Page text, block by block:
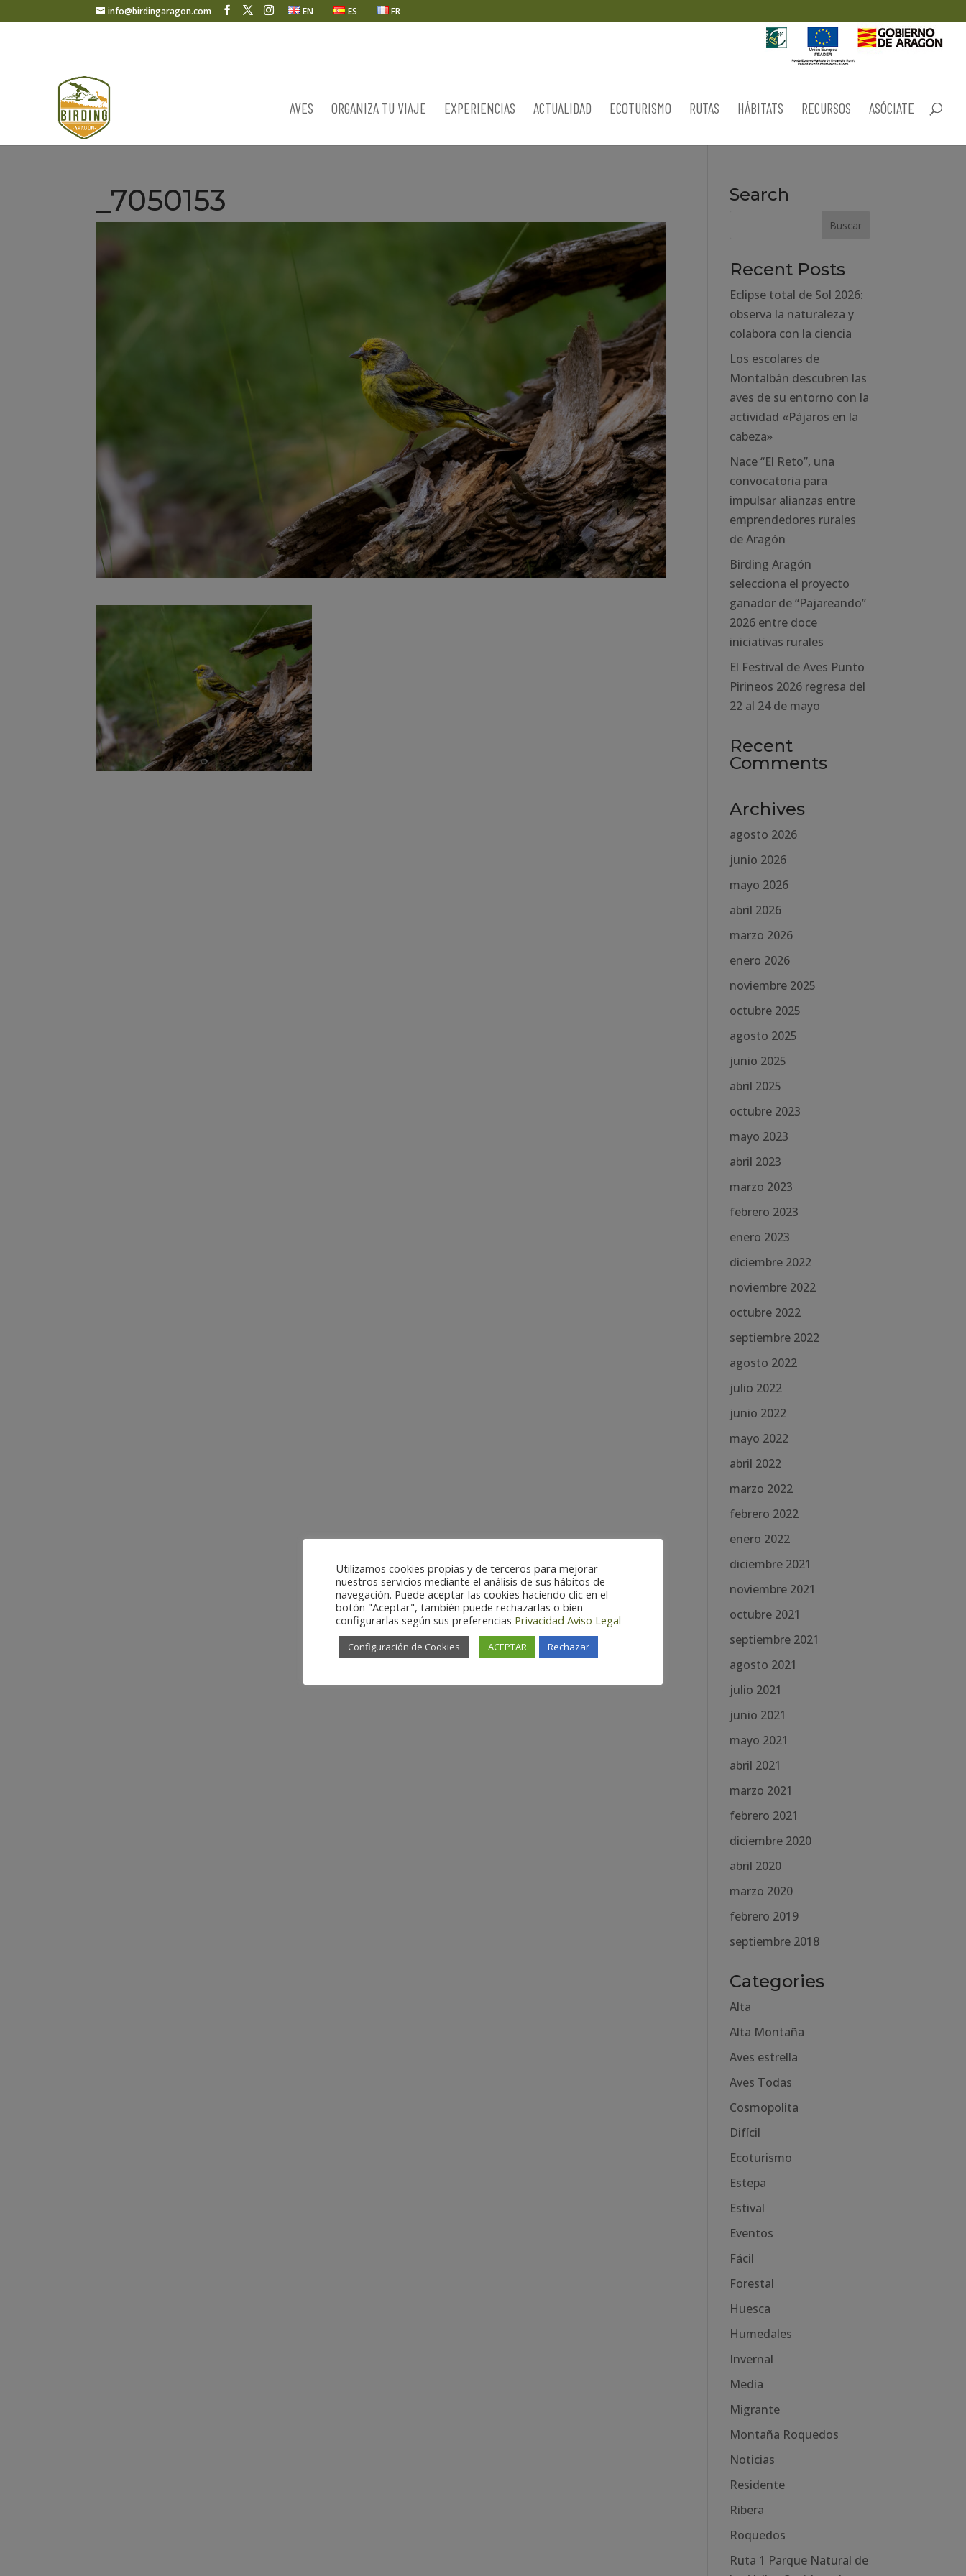
info@birdingaragon.com EN ES FR
AVES ORGANIZA TU VIAJE EXPERIENCIAS ACTUALIDAD ECOTURISMO RUTAS HÁBITATS RECURSOS ASÓCIATE
_7050153 Search
Recent Posts
Eclipse total de Sol 2026:
observa la naturaleza y
colabora con la ciencia
Los escolares de
Montalbán descubren las
aves de su entorno con la
actividad «Pájaros en la
cabeza»
Nace “El Reto”, una
convocatoria para
impulsar alianzas entre
emprendedores rurales
de Aragón
Birding Aragón
selecciona el proyecto
ganador de “Pajareando”
2026 entre doce
iniciativas rurales
El Festival de Aves Punto
Pirineos 2026 regresa del
22 al 24 de mayo
Recent
Comments
Archives
agosto 2026
junio 2026
mayo 2026
abril 2026
marzo 2026
enero 2026
noviembre 2025
octubre 2025
agosto 2025
junio 2025
abril 2025
octubre 2023
mayo 2023
abril 2023
marzo 2023
febrero 2023
enero 2023
diciembre 2022
noviembre 2022
octubre 2022
septiembre 2022
agosto 2022
julio 2022
junio 2022
mayo 2022
abril 2022
marzo 2022
febrero 2022
enero 2022
diciembre 2021
noviembre 2021
octubre 2021
septiembre 2021
agosto 2021
julio 2021
junio 2021
mayo 2021
abril 2021
marzo 2021
febrero 2021
diciembre 2020
abril 2020
marzo 2020
febrero 2019
septiembre 2018
Categories
Alta
Alta Montaña
Aves estrella
Aves Todas
Cosmopolita
Difícil
Ecoturismo
Estepa
Estival
Eventos
Fácil
Forestal
Huesca
Humedales
Invernal
Media
Migrante
Montaña Roquedos
Noticias
Residente
Ribera
Roquedos
Ruta 1 Parque Natural de
Utilizamos cookies propias y de terceros para mejorar
nuestros servicios mediante el análisis de sus hábitos de
navegación. Puede aceptar las cookies haciendo clic en el
botón "Aceptar", también puede rechazarlas o bien
configurarlas según sus preferencias Privacidad Aviso Legal
Configuración de Cookies ACEPTAR Rechazar